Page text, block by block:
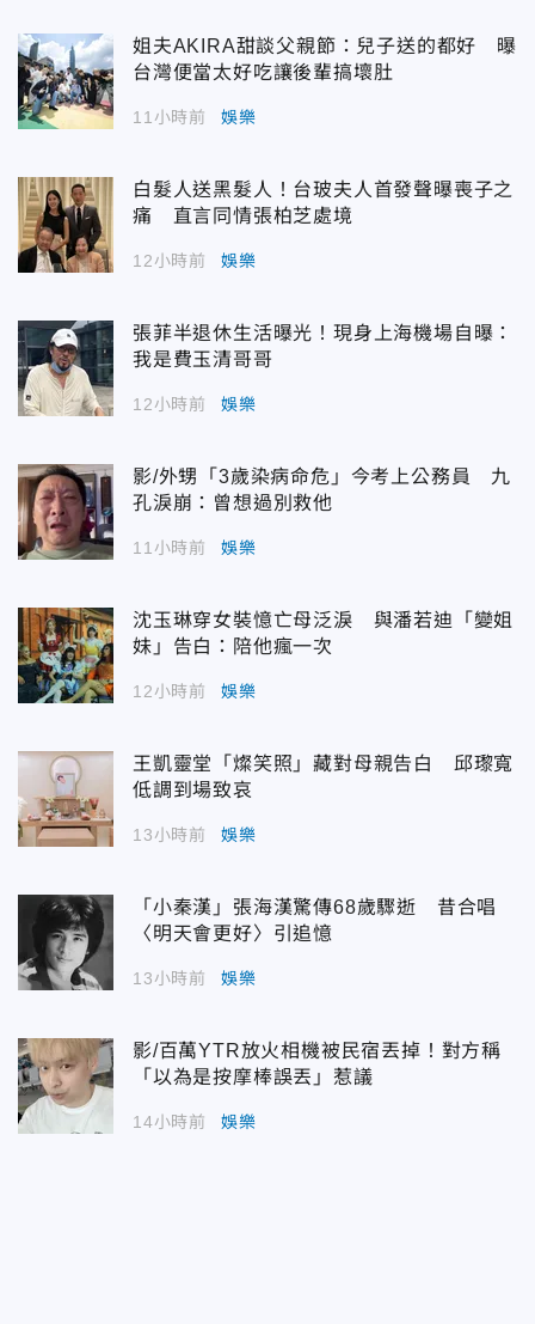
姐夫AKIRA甜談父親節：兒子送的都好 曝
台灣便當太好吃讓後輩搞壞肚
11小時前 娛樂
白髮人送黑髮人！台玻夫人首發聲曝喪子之
痛 直言同情張柏芝處境
12小時前 娛樂
張菲半退休生活曝光！現身上海機場自曝：
我是費玉清哥哥
12小時前 娛樂
影/外甥「3歲染病命危」今考上公務員 九
孔淚崩：曾想過別救他
11小時前 娛樂
沈玉琳穿女裝憶亡母泛淚 與潘若迪「變姐
妹」告白：陪他瘋一次
12小時前 娛樂
王凱靈堂「燦笑照」藏對母親告白 邱瓈寬
低調到場致哀
13小時前 娛樂
「小秦漢」張海漢驚傳68歲驟逝 昔合唱
〈明天會更好〉引追憶
13小時前 娛樂
影/百萬YTR放火相機被民宿丟掉！對方稱
「以為是按摩棒誤丟」惹議
14小時前 娛樂